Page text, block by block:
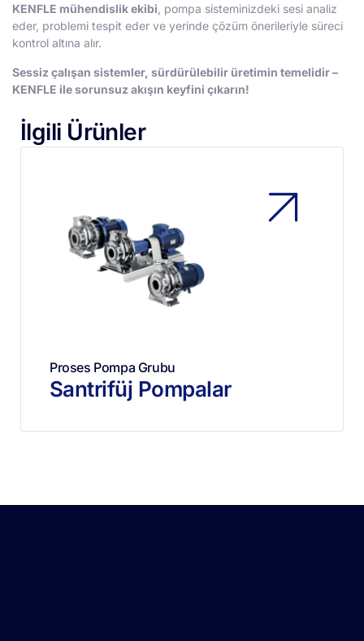
KENFLE mühendislik ekibi , pompa sisteminizdeki sesi analiz
eder, problemi tespit eder ve yerinde çözüm önerileriyle süreci
kontrol altına alır.
Sessiz çalışan sistemler, sürdürülebilir üretimin temelidir –
KENFLE ile sorunsuz akışın keyfini çıkarın!
İlgili Ürünler
Proses Pompa Grubu
Santrifüj Pompalar